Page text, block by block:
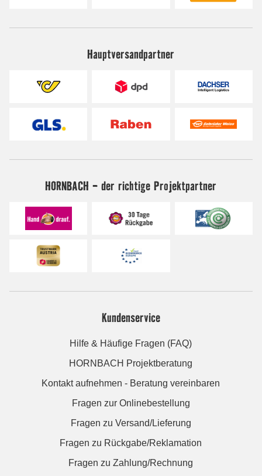
Hauptversandpartner
HORNBACH - der richtige Projektpartner
Kundenservice
Hilfe & Häufige Fragen (FAQ)
HORNBACH Projektberatung
Kontakt aufnehmen - Beratung vereinbaren
Fragen zur Onlinebestellung
Fragen zu Versand/Lieferung
Fragen zu Rückgabe/Reklamation
Fragen zu Zahlung/Rechnung